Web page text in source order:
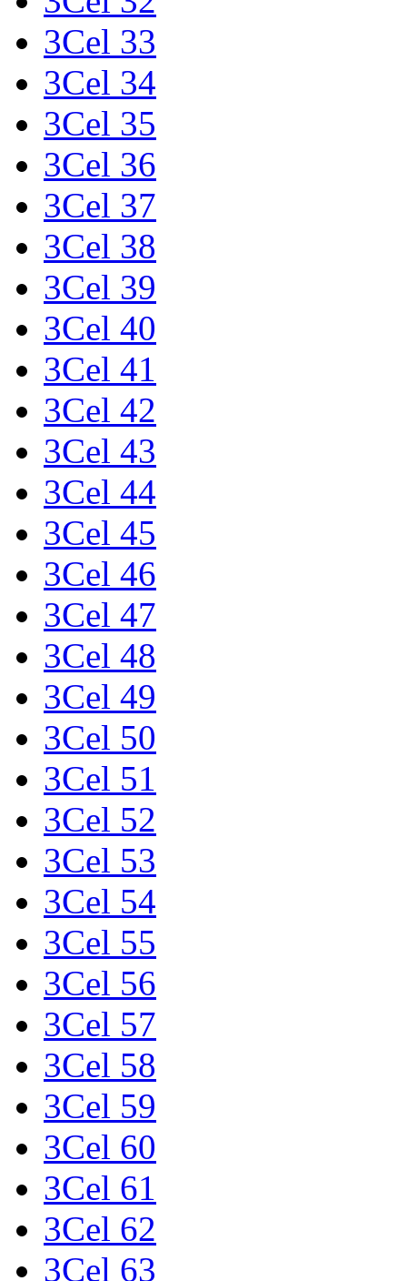
3Cel 33
3Cel 34
3Cel 35
3Cel 36
3Cel 37
3Cel 38
3Cel 39
3Cel 40
3Cel 41
3Cel 42
3Cel 43
3Cel 44
3Cel 45
3Cel 46
3Cel 47
3Cel 48
3Cel 49
3Cel 50
3Cel 51
3Cel 52
3Cel 53
3Cel 54
3Cel 55
3Cel 56
3Cel 57
3Cel 58
3Cel 59
3Cel 60
3Cel 61
3Cel 62
3Cel 63